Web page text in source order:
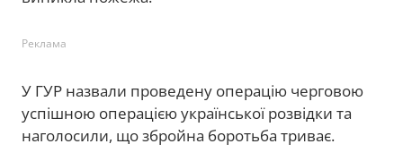
Реклама
У ГУР назвали проведену операцію черговою
успішною операцією української розвідки та
наголосили, що збройна боротьба триває.